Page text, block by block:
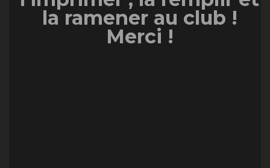
la ramener au club !
Merci !